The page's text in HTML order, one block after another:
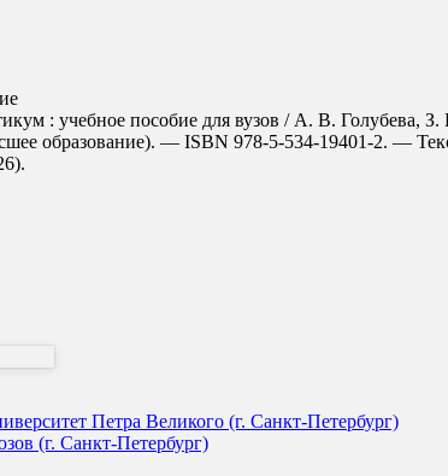
: учебное пособие для вузов / А. В.
образование). — ISBN 978-5-534-19401-2. —
Петра Великого (г. Санкт-Петербург)
(г. Санкт-Петербург)